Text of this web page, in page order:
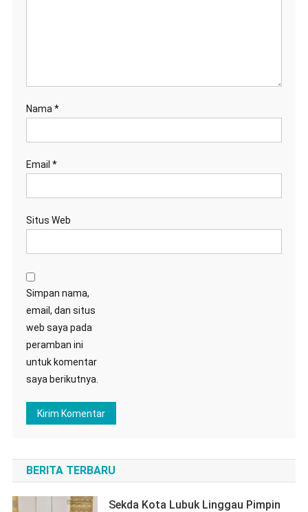
Nama *
Email *
Situs Web
Simpan nama,
email, dan situs
web saya pada
peramban ini
untuk komentar
saya berikutnya.
BERITA TERBARU
Sekda Kota Lubuk Linggau Pimpin